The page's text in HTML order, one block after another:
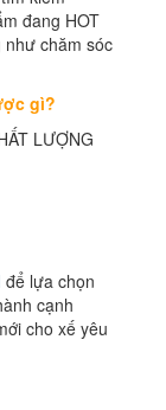
đang HOT
chăm sóc
gì?
LƯỢNG
để lựa chọn
cạnh
cho xế yêu